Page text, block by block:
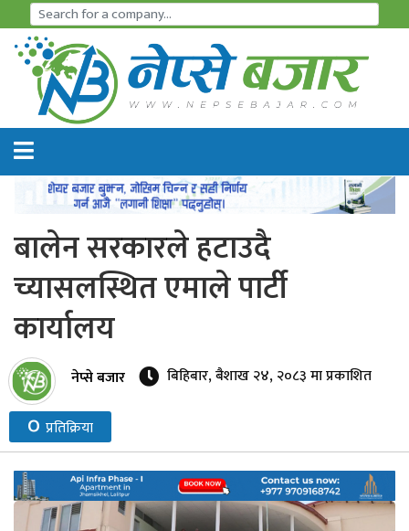
समाचार
अर्थतन्त्र
शेयर
बजार
आइ
पि
ओ
हाइड्रो
पावर
नेप्से
प्रमुख
समाचार
बालेन सरकारले हटाउदै
च्यासलस्थित एमाले पार्टी
कार्यालय
नेप्से बजार बिहिबार, बैशाख २४, २०८३ मा प्रकाशित
० प्रतिक्रिया